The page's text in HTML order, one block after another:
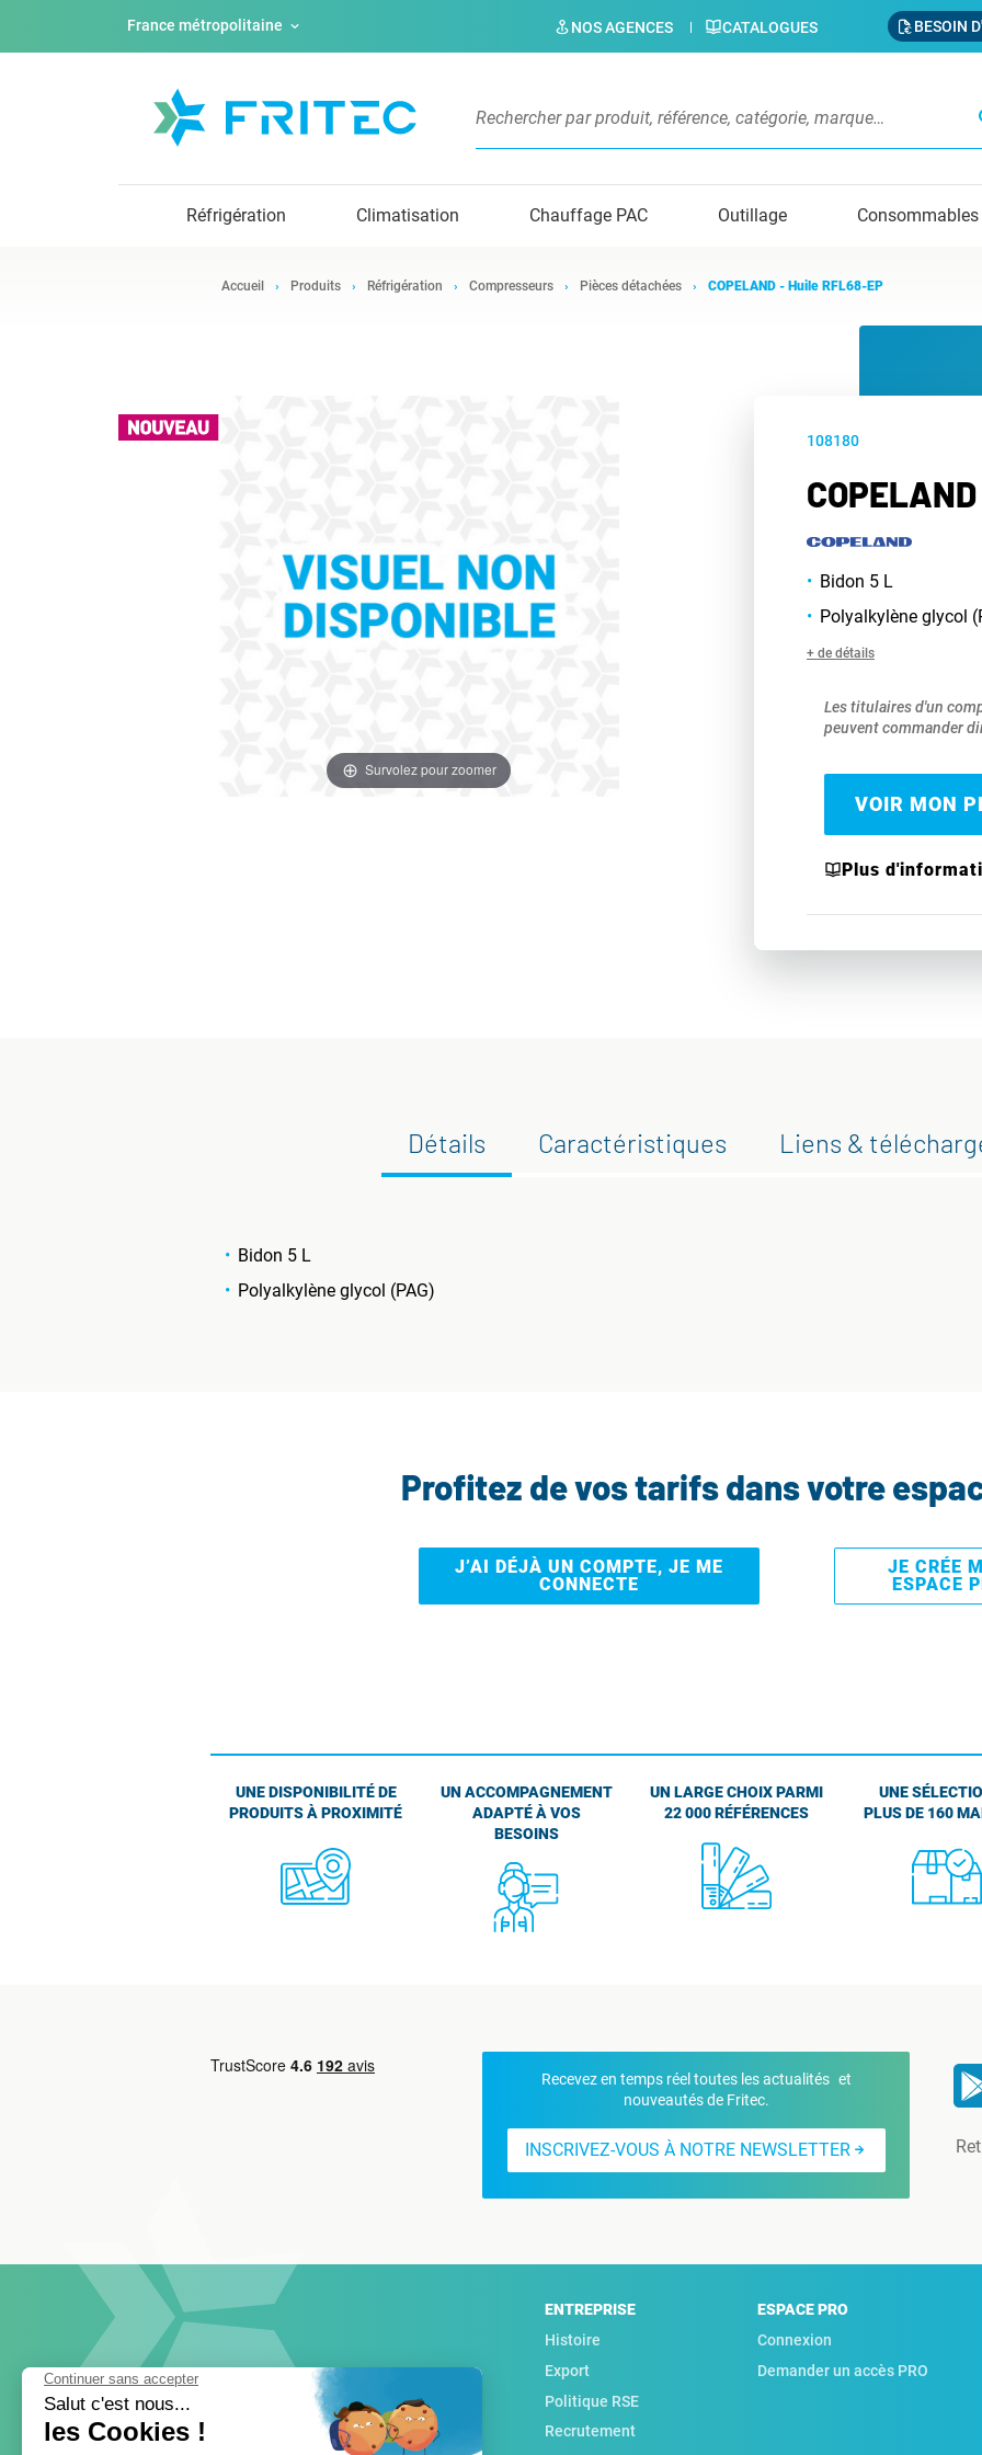
France métropolitaine NOS AGENCES CATALOGUES BESOIN
Réfrigération Climatisation Chauffage PAC Outillage Consommables
Accueil Produits Réfrigération Compresseurs Pièces détachées COPELAND - Huile RFL68-EP
Survolez pour zoomer
108180
Bidon 5 L
Polyalkylène glycol
+ de détails
Les titulaires d'un
peuvent commander
VOIR MON
Plus
Détails Caractéristiques Liens &
Bidon 5 L
Polyalkylène glycol (PAG)
Profitez de vos tarifs dans votre
J’AI DÉJÀ UN COMPTE, JE ME
CONNECTE
JE CRÉE
ESPACE
UNE DISPONIBILITÉ DE
PRODUITS À PROXIMITÉ
UN ACCOMPAGNEMENT
ADAPTÉ À VOS
BESOINS
UN LARGE CHOIX PARMI
22 000 RÉFÉRENCES
UNE
PLUS DE 160
Recevez en temps réel toutes les actualités et
nouveautés de Fritec.
INSCRIVEZ-VOUS À NOTRE NEWSLETTER
ENTREPRISE
Histoire
Export
Politique RSE
Recrutement
ESPACE PRO
Connexion
Demander un accès PRO